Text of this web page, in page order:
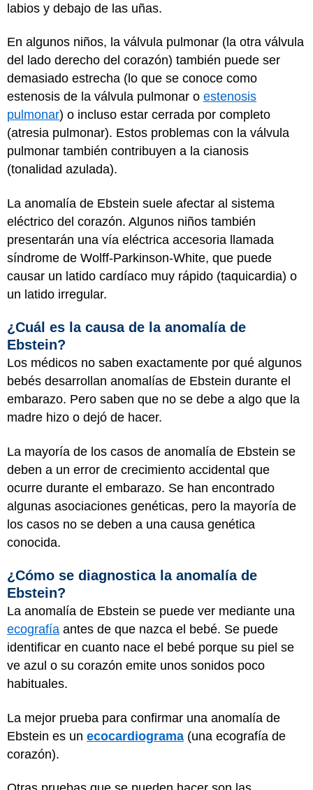
labios y debajo de las uñas.
En algunos niños, la válvula pulmonar (la otra válvula
del lado derecho del corazón) también puede ser
demasiado estrecha (lo que se conoce como
estenosis de la válvula pulmonar o estenosis
pulmonar) o incluso estar cerrada por completo
(atresia pulmonar). Estos problemas con la válvula
pulmonar también contribuyen a la cianosis
(tonalidad azulada).
La anomalía de Ebstein suele afectar al sistema
eléctrico del corazón. Algunos niños también
presentarán una vía eléctrica accesoria llamada
síndrome de Wolff-Parkinson-White, que puede
causar un latido cardíaco muy rápido (taquicardia) o
un latido irregular.
¿Cuál es la causa de la anomalía de
Ebstein?
Los médicos no saben exactamente por qué algunos
bebés desarrollan anomalías de Ebstein durante el
embarazo. Pero saben que no se debe a algo que la
madre hizo o dejó de hacer.
La mayoría de los casos de anomalía de Ebstein se
deben a un error de crecimiento accidental que
ocurre durante el embarazo. Se han encontrado
algunas asociaciones genéticas, pero la mayoría de
los casos no se deben a una causa genética
conocida.
¿Cómo se diagnostica la anomalía de
Ebstein?
La anomalía de Ebstein se puede ver mediante una
ecografía antes de que nazca el bebé. Se puede
identificar en cuanto nace el bebé porque su piel se
ve azul o su corazón emite unos sonidos poco
habituales.
La mejor prueba para confirmar una anomalía de
Ebstein es un ecocardiograma (una ecografía de
corazón).